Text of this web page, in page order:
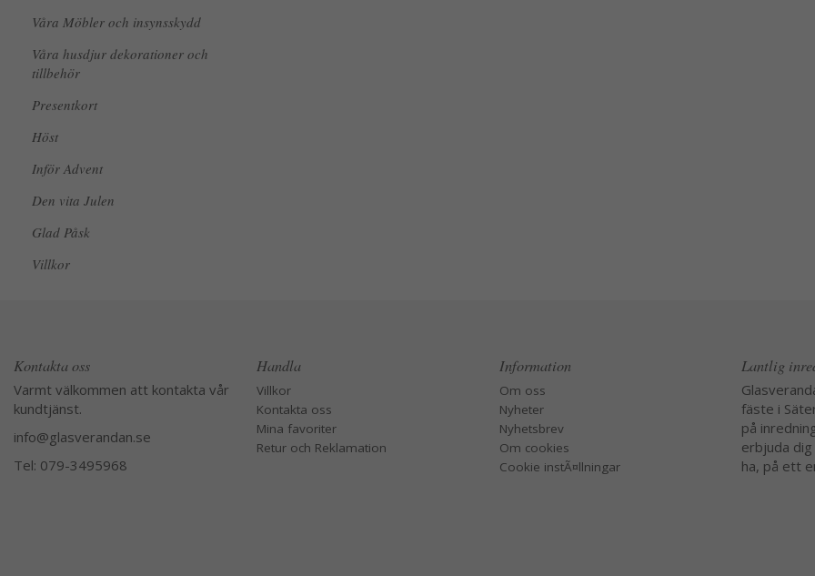
Våra Möbler och insynsskydd
Våra husdjur dekorationer och
tillbehör
Presentkort
Höst
Inför Advent
Den vita Julen
Glad Påsk
Villkor
Kontakta oss
Varmt välkommen att kontakta vår
kundtjänst.
info@glasverandan.se
Tel: 079-3495968
Handla
Villkor
Kontakta oss
Mina favoriter
Retur och Reklamation
Information
Om oss
Nyheter
Nyhetsbrev
Om cookies
Cookie instÃ¤llningar
Lantlig
fäste i
på
erbjuda
ha, på ett